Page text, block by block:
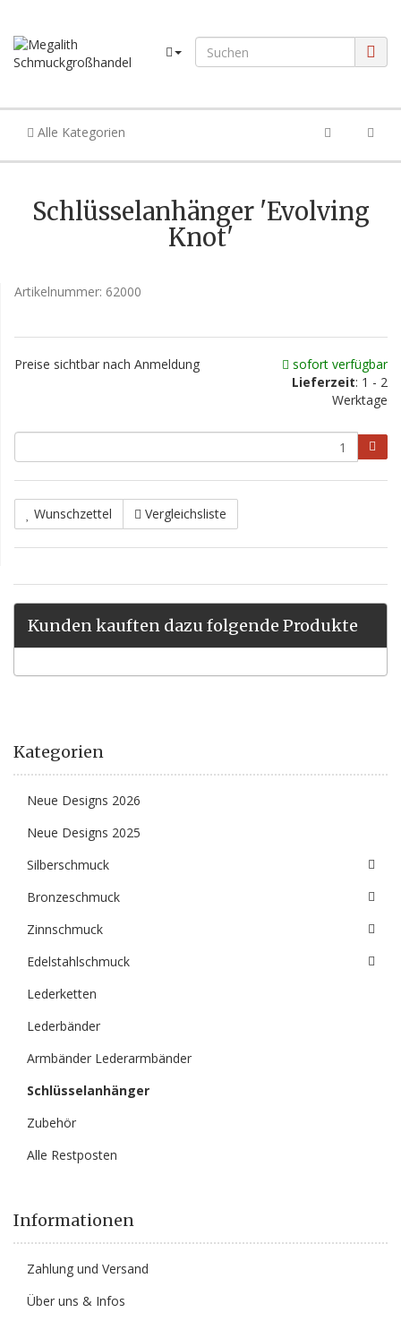
Alle Kategorien
Schlüsselanhänger 'Evolving
Knot'
Artikelnummer: 62000
Preise sichtbar nach Anmeldung
sofort verfügbar
Lieferzeit: 1 - 2
Werktage
Wunschzettel Vergleichsliste
Kunden kauften dazu folgende Produkte
Kategorien
Neue Designs 2026
Neue Designs 2025
Silberschmuck
Bronzeschmuck
Zinnschmuck
Edelstahlschmuck
Lederketten
Lederbänder
Armbänder Lederarmbänder
Schlüsselanhänger
Zubehör
Alle Restposten
Informationen
Zahlung und Versand
Über uns & Infos